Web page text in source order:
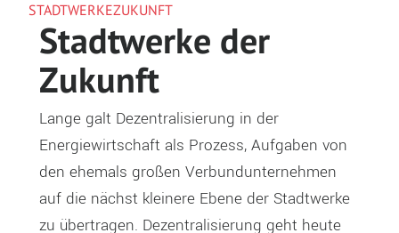
STADTWERKEZUKUNFT
Stadtwerke der
Zukunft
Lange galt Dezentralisierung in der
Energiewirtschaft als Prozess, Aufgaben von
den ehemals großen Verbundunternehmen
auf die nächst kleinere Ebene der Stadtwerke
zu übertragen. Dezentralisierung geht heute